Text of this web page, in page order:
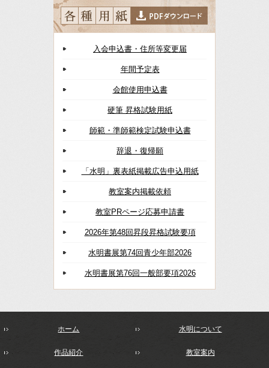
入会申込書・住所等変更届
年間予定表
会館使用申込書
硬筆 昇格試験用紙
師範・準師範検定試験申込書
辞退・復帰願
「水明」裏表紙掲載広告申込用紙
教室案内掲載依頼
教室PRページ応募申請書
2026年第48回昇段昇格試験要項
水明書展第74回青少年部2026
水明書展第76回一般部要項2026
ホーム 水明について
作品紹介 教室案内